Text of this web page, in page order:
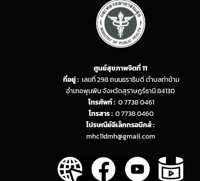
ศูนย์สุขภาพจิตที่ 11
ที่อยู่ : เลขที่ 298 ถนนธราธิบดี ตำบลท่าข้าม
อำเภอพุนพิน จังหวัดสุราษฎร์ธานี 84130
โทรศัพท์ : 0 7738 0461
โทรสาร : 0 7738 0460
ไปรษณีย์อิเล็กทรอนิกส์ :
mhc11dmh@gmail.com